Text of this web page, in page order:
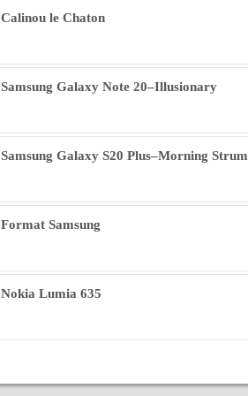
Calinou le Chaton
Samsung Galaxy Note 20–Illusionary
Samsung Galaxy S20 Plus–Morning Strum
Format Samsung
Nokia Lumia 635